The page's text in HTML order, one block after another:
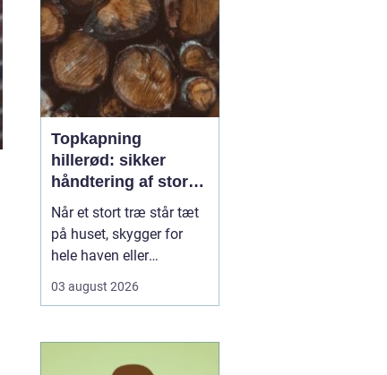
Topkapning
hillerød: sikker
håndtering af store
træer i tæt
bebyggelse
Når et stort træ står tæt
på huset, skygger for
hele haven eller
ud, kan almindelig
fra nok. I Hillerød, hvor
mange kvarterer ligger
03 august 2026